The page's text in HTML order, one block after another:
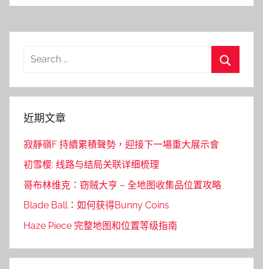
Search
近期文章
寂靜嶺F 持續累積聲勢，迎接下一場重大展示會
初雪樱: 线路与结局关联详细梳理
哥布林维克：窃贼大亨 – 全地图收集品位置攻略
Blade Ball：如何获得Bunny Coins
Haze Piece 完整地图和位置等级指南